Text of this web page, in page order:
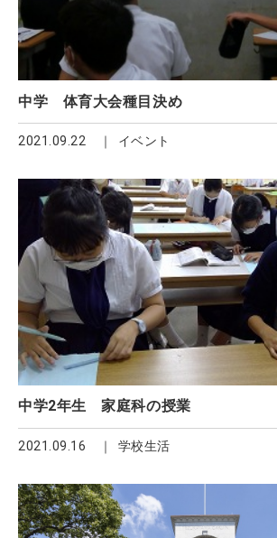
中学 体育大会種目決め
2021.09.22 イベント
中学2年生 家庭科の授業
2021.09.16 学校生活